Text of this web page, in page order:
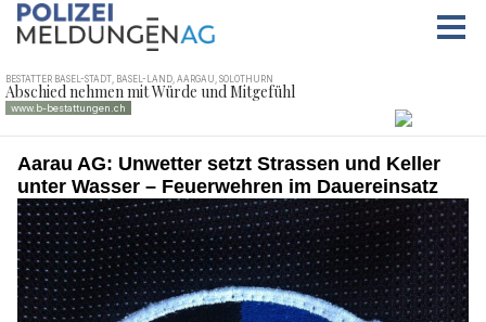
Aarau AG: Unwetter setzt Strassen und Keller
unter Wasser – Feuerwehren im Dauereinsatz